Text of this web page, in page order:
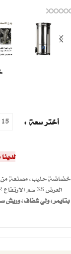
أختر سعة 15 لتر
العرض 38 سم الارتفاع 82 سم، القدرة الكهربائية للخضاضة 155/350
بتايمر، ولي شفاف، وريش